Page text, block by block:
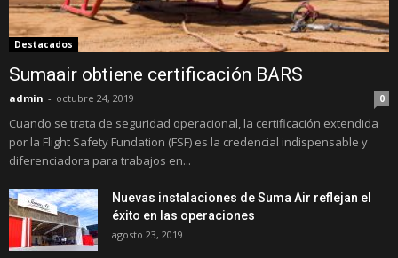
Destacados
Sumaair obtiene certificación BARS
admin - octubre 24, 2019 0
Cuando se trata de seguridad operacional, la certificación extendida
por la Flight Safety Fundation (FSF) es la credencial indispensable y
diferenciadora para trabajos en...
Nuevas instalaciones de Suma Air reflejan el
éxito en las operaciones
agosto 23, 2019